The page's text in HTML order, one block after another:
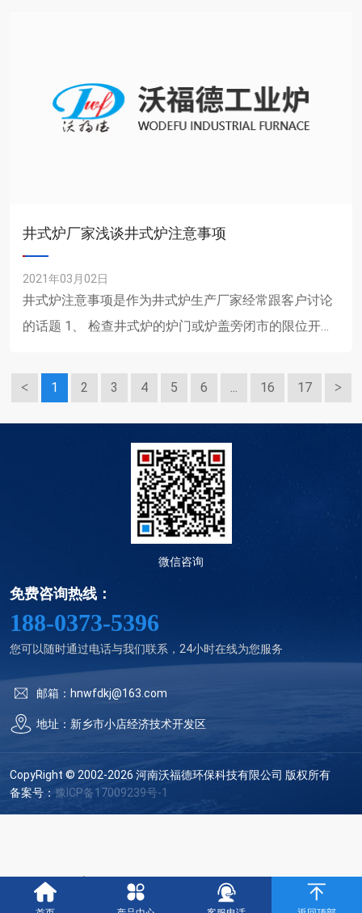
井式炉厂家浅谈井式炉注意事项
2021年03月02日
井式炉注意事项是作为井式炉生产厂家经常跟客户讨论
的话题 1、 检查井式炉的炉门或炉盖旁闭市的限位开
1 2 3 4 5 6 ... 16 17
微信咨询
免费咨询热线：
188-0373-5396
您可以随时通过电话与我们联系，24小时在线为您服务
邮箱：hnwfdkj@163.com
地址：新乡市小店经济技术开发区
CopyRight © 2002-2026 河南沃福德环保科技有限公司 版权所有
备案号： 豫ICP备17009239号-1
豫公网安备 41070002000102号